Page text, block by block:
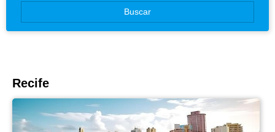
Baleares
Buscar
Recife